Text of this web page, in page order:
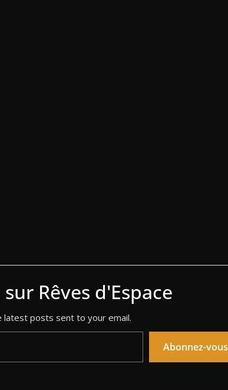
Rêves d'Espace
latest posts sent to your email.
Abonnez-vous